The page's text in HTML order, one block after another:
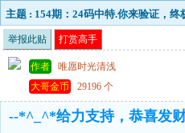
主题 : 154期：24码中特.你来验证，终
料!
举报此贴 打赏高手
作者 唯愿时光清浅
大哥金币
29196 个
--*^_^*给力支持，恭喜发